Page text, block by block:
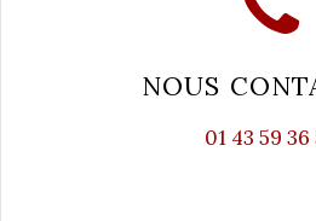
NOUS
01 43 59 36